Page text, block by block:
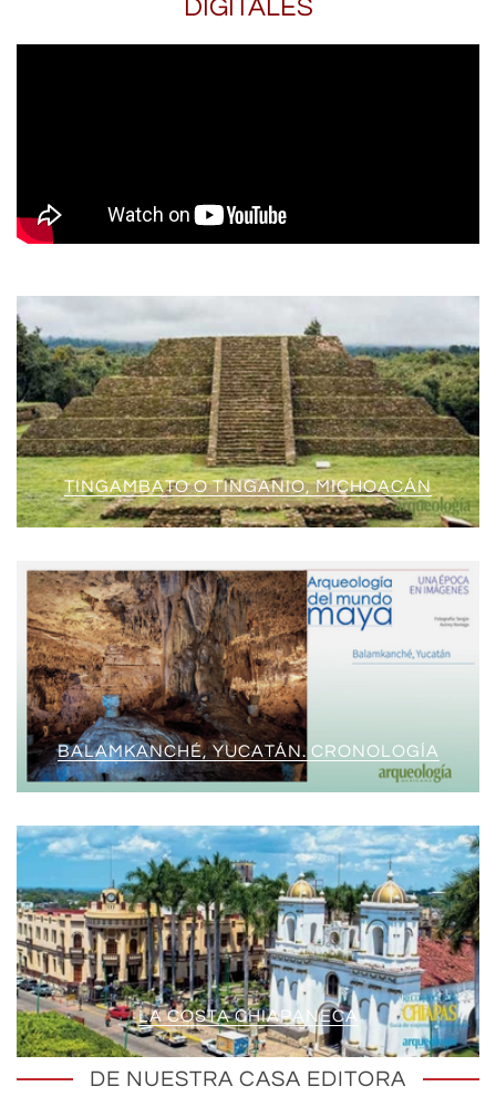
DIGITALES
TINGAMBATO O TINGANIO, MICHOACÁN
BALAMKANCHÉ, YUCATÁN. CRONOLOGÍA
LA COSTA CHIAPANECA
DE NUESTRA CASA EDITORA